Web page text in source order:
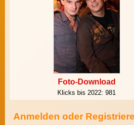
Foto-Download
Klicks bis 2022: 981
Anmelden oder